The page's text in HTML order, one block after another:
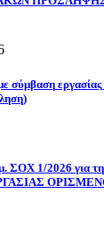
σύμβαση εργασίας
ΣΟΧ 1/2026 για